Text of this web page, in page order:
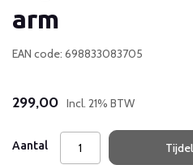
arm
EAN code: 698833083705
299,00 Incl. 21% BTW
Aantal